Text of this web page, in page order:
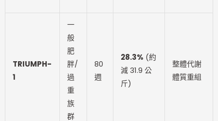
TRIUMPH-
1
一
般
肥
胖/
過
重
族
群
80
週
28.3% (約
減 31.9 公
斤)
整體代謝
體質重組